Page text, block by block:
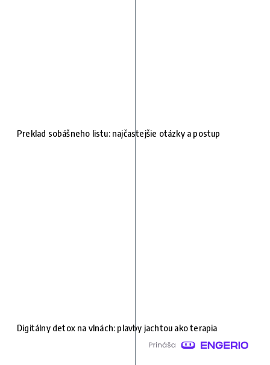
Preklad sobášneho listu: najčastejšie otázky a postup
Digitálny detox na vlnách: plavby jachtou ako terapia